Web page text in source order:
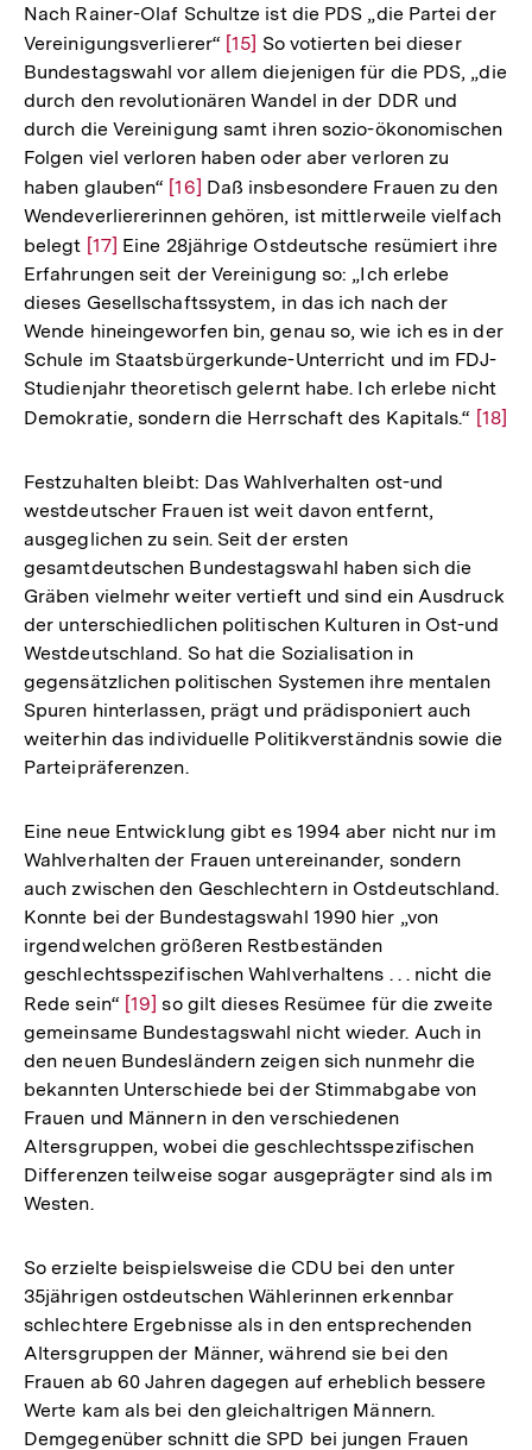
Nach Rainer-Olaf Schultze ist die PDS „die Partei der
Vereinigungsverlierer“ Zur
Auflösung
der
Fußnote
[15] So votierten bei dieser
Bundestagswahl vor allem diejenigen für die PDS, „die
durch den revolutionären Wandel in der DDR und
durch die Vereinigung samt ihren sozio-ökonomischen
Folgen viel verloren haben oder aber verloren zu
haben glauben“ Zur
Auflösung
der
Fußnote
[16] Daß insbesondere Frauen zu den
Wendeverliererinnen gehören, ist mittlerweile vielfach
belegt Zur
Auflösung
der
Fußnote
[17] Eine 28jährige Ostdeutsche resümiert ihre
Erfahrungen seit der Vereinigung so: „Ich erlebe
dieses Gesellschaftssystem, in das ich nach der
Wende hineingeworfen bin, genau so, wie ich es in der
Schule im Staatsbürgerkunde-Unterricht und im FDJ-
Studienjahr theoretisch gelernt habe. Ich erlebe nicht
Demokratie, sondern die Herrschaft des Kapitals.“ Zur
[18]
Festzuhalten bleibt: Das Wahlverhalten ost-und
westdeutscher Frauen ist weit davon entfernt,
ausgeglichen zu sein. Seit der ersten
gesamtdeutschen Bundestagswahl haben sich die
Gräben vielmehr weiter vertieft und sind ein Ausdruck
der unterschiedlichen politischen Kulturen in Ost-und
Westdeutschland. So hat die Sozialisation in
gegensätzlichen politischen Systemen ihre mentalen
Spuren hinterlassen, prägt und prädisponiert auch
weiterhin das individuelle Politikverständnis sowie die
Parteipräferenzen.
Eine neue Entwicklung gibt es 1994 aber nicht nur im
Wahlverhalten der Frauen untereinander, sondern
auch zwischen den Geschlechtern in Ostdeutschland.
Konnte bei der Bundestagswahl 1990 hier „von
irgendwelchen größeren Restbeständen
geschlechtsspezifischen Wahlverhaltens . . . nicht die
Rede sein“ Zur
Auflösung
der
Fußnote
[19] so gilt dieses Resümee für die zweite
gemeinsame Bundestagswahl nicht wieder. Auch in
den neuen Bundesländern zeigen sich nunmehr die
bekannten Unterschiede bei der Stimmabgabe von
Frauen und Männern in den verschiedenen
Altersgruppen, wobei die geschlechtsspezifischen
Differenzen teilweise sogar ausgeprägter sind als im
Westen.
So erzielte beispielsweise die CDU bei den unter
35jährigen ostdeutschen Wählerinnen erkennbar
schlechtere Ergebnisse als in den entsprechenden
Altersgruppen der Männer, während sie bei den
Frauen ab 60 Jahren dagegen auf erheblich bessere
Werte kam als bei den gleichaltrigen Männern.
Demgegenüber schnitt die SPD bei jungen Frauen